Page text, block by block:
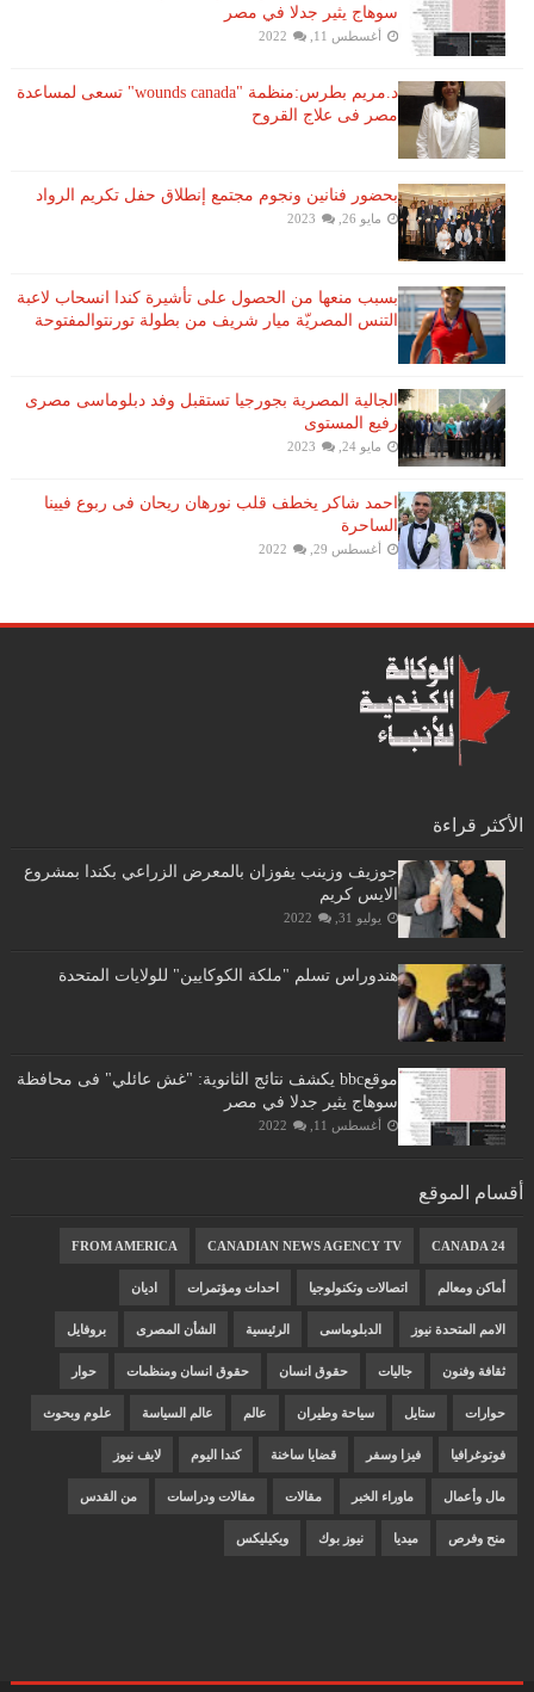
سوهاج يثير جدلا في مصر
أغسطس 11, 2022
د.مريم بطرس:منظمة "wounds canada" تسعى لمساعدة
مصر فى علاج القروح
بحضور فنانين ونجوم مجتمع إنطلاق حفل تكريم الرواد
مايو 26, 2023
بسبب منعها من الحصول على تأشيرة كندا انسحاب لاعبة ​
التنس​ المصريّة ​ميار شريف​ من بطولة ​تورنتو​المفتوحة
الجالية المصرية بجورجيا تستقبل وفد دبلوماسى مصرى
رفيع المستوى
مايو 24, 2023
احمد شاكر يخطف قلب نورهان ريحان فى ربوع فيينا
الساحرة
أغسطس 29, 2022
الأكثر قراءة
جوزيف وزينب يفوزان بالمعرض الزراعي بكندا بمشروع
الايس كريم
يوليو 31, 2022
هندوراس تسلم "ملكة الكوكايين" للولايات المتحدة
موقعbbc يكشف نتائج الثانوية: "غش عائلي" فى محافظة
سوهاج يثير جدلا في مصر
أغسطس 11, 2022
أقسام الموقع
CANADA 24
CANADIAN NEWS AGENCY TV
FROM AMERICA
أماكن ومعالم اتصالات وتكنولوجيا احداث ومؤتمرات اديان
الامم المتحدة نيوز الدبلوماسى الرئيسية الشأن المصرى بروفايل
ثقافة وفنون جاليات حقوق انسان حقوق انسان ومنظمات حوار
حوارات ستايل سياحة وطيران عالم عالم السياسة علوم وبحوث
فوتوغرافيا فيزا وسفر قضايا ساخنة كندا اليوم لايف نيوز
مال وأعمال ماوراء الخبر مقالات مقالات ودراسات من القدس
منح وفرص ميديا نيوز بوك ويكيليكس